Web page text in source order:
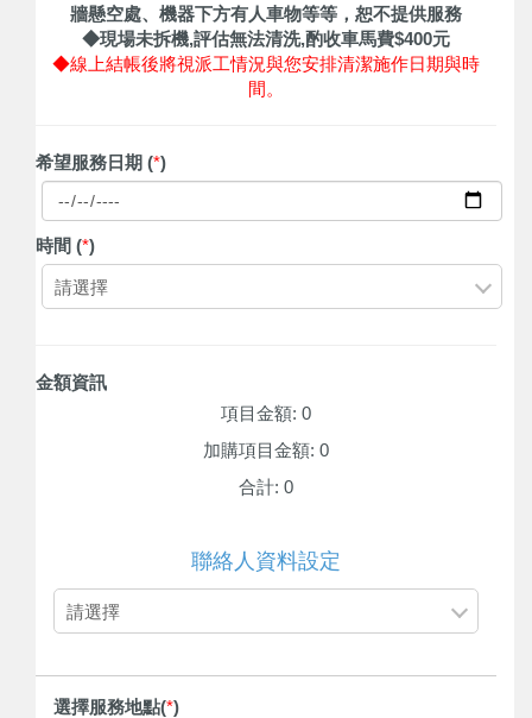
牆懸空處、機器下方有人車物等等，恕不提供服務
◆現場未拆機,評估無法清洗,酌收車馬費$400元
◆線上結帳後將視派工情況與您安排清潔施作日期與時
間。
希望服務日期 (*)
時間 (*)
請選擇
金額資訊
項目金額: 0
加購項目金額: 0
合計: 0
聯絡人資料設定
請選擇
選擇服務地點(*)